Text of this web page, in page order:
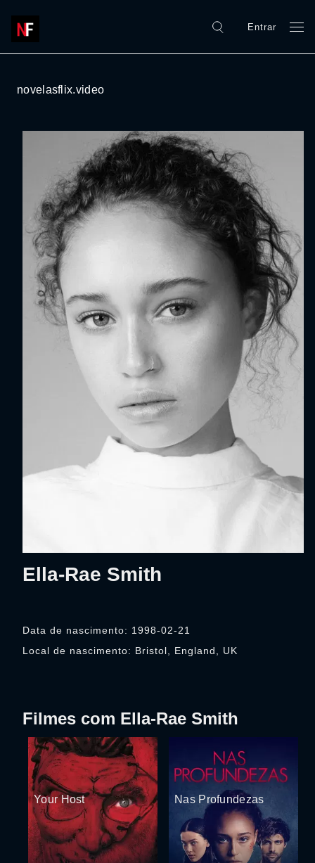
Entrar
novelasflix.video
Ella-Rae Smith
Data de nascimento: 1998-02-21
Local de nascimento: Bristol, England, UK
Filmes com Ella-Rae Smith
Your Host Nas Profundezas